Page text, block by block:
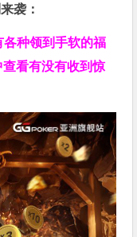
袭：
种领到手软的福
看有没有收到惊